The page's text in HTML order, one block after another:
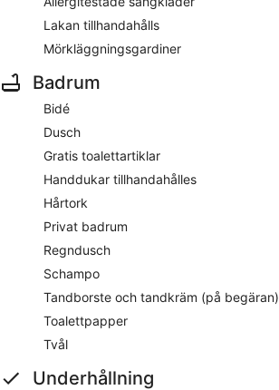
Lakan tillhandahålls
Mörkläggningsgardiner
Badrum
Bidé
Dusch
Gratis toalettartiklar
Handdukar tillhandahålles
Hårtork
Privat badrum
Regndusch
Schampo
Tandborste och tandkräm (på begäran)
Toalettpapper
Tvål
Underhållning